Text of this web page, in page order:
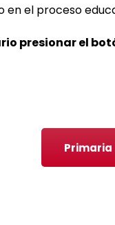
el proceso
presionar el
Primaria